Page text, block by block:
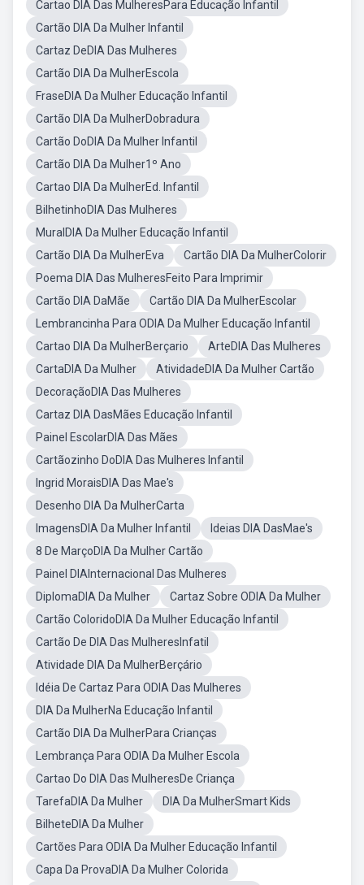
Cartao DIA Das MulheresPara Educação Infantil
Cartão DIA Da Mulher Infantil
Cartaz DeDIA Das Mulheres
Cartão DIA Da MulherEscola
FraseDIA Da Mulher Educação Infantil
Cartão DIA Da MulherDobradura
Cartão DoDIA Da Mulher Infantil
Cartão DIA Da Mulher1º Ano
Cartao DIA Da MulherEd. Infantil
BilhetinhoDIA Das Mulheres
MuralDIA Da Mulher Educação Infantil
Cartão DIA Da MulherEva
Cartão DIA Da MulherColorir
Poema DIA Das MulheresFeito Para Imprimir
Cartão DIA DaMãe
Cartão DIA Da MulherEscolar
Lembrancinha Para ODIA Da Mulher Educação Infantil
Cartao DIA Da MulherBerçario
ArteDIA Das Mulheres
CartaDIA Da Mulher
AtividadeDIA Da Mulher Cartão
DecoraçãoDIA Das Mulheres
Cartaz DIA DasMães Educação Infantil
Painel EscolarDIA Das Mães
Cartãozinho DoDIA Das Mulheres Infantil
Ingrid MoraisDIA Das Mae's
Desenho DIA Da MulherCarta
ImagensDIA Da Mulher Infantil
Ideias DIA DasMae's
8 De MarçoDIA Da Mulher Cartão
Painel DIAInternacional Das Mulheres
DiplomaDIA Da Mulher
Cartaz Sobre ODIA Da Mulher
Cartão ColoridoDIA Da Mulher Educação Infantil
Cartão De DIA Das MulheresInfatil
Atividade DIA Da MulherBerçário
Idéia De Cartaz Para ODIA Das Mulheres
DIA Da MulherNa Educação Infantil
Cartão DIA Da MulherPara Crianças
Lembrança Para ODIA Da Mulher Escola
Cartao Do DIA Das MulheresDe Criança
TarefaDIA Da Mulher
DIA Da MulherSmart Kids
BilheteDIA Da Mulher
Cartões Para ODIA Da Mulher Educação Infantil
Capa Da ProvaDIA Da Mulher Colorida